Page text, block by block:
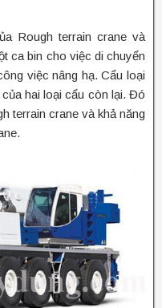
Rough terrain crane và
ca bin cho việc di chuyển
việc nâng hạ. Cẩu loại
hai loại cẩu còn lại. Đó
terrain crane và khả năng